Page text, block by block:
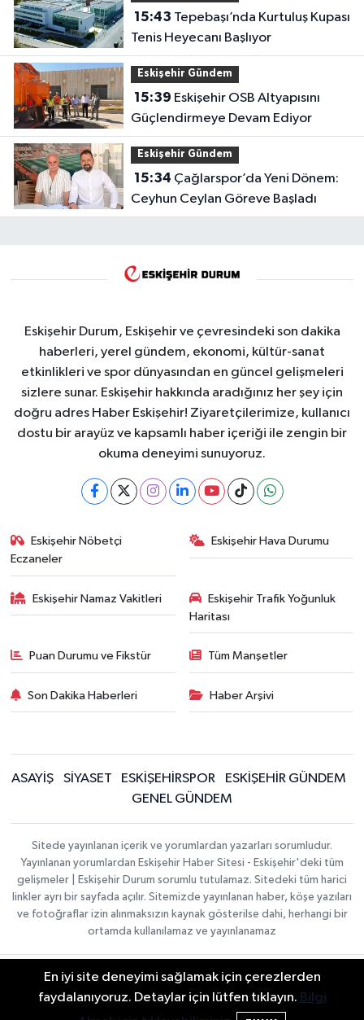
15:43
Tenis Heyecanı Başlıyor
Eskişehir Gündem
15:39
Güçlendirmeye Devam Ediyor
Eskişehir Gündem
15:34
Ceyhun Ceylan Göreve Başladı
Eskişehir Durum, Eskişehir ve çevresindeki son dakika
haberleri, yerel gündem, ekonomi, kültür-sanat
etkinlikleri ve spor dünyasından en güncel gelişmeleri
sizlere sunar. Eskişehir hakkında aradığınız her şey için
doğru adres Haber Eskişehir! Ziyaretçilerimize, kullanıcı
dostu bir arayüz ve kapsamlı haber içeriği ile zengin bir
okuma deneyimi sunuyoruz.
Eskişehir Nöbetçi
Eczaneler
Eskişehir Hava Durumu
Eskişehir Namaz Vakitleri
Eskişehir Trafik Yoğunluk
Haritası
Puan Durumu ve Fikstür Tüm Manşetler
Son Dakika Haberleri Haber Arşivi
ASAYİŞ SİYASET ESKİŞEHİRSPOR
ESKİŞEHİR GÜNDEM
GENEL GÜNDEM
Sitede yayınlanan içerik ve yorumlardan yazarları sorumludur.
Yayınlanan yorumlardan Eskişehir Haber Sitesi - Eskişehir'deki tüm
gelişmeler | Eskişehir Durum sorumlu tutulamaz. Sitedeki tüm harici
linkler ayrı bir sayfada açılır. Sitemizde yayınlanan haber, köşe yazıları
ve fotoğraflar izin alınmaksızın kaynak gösterilse dahi, herhangi bir
ortamda kullanılamaz ve yayınlanamaz
Gizlilik Sözleşmesi
Hakkımızda
İletişim
Topluluk Kuralları
Yayın İlkeleri
Haber Yazılımı:
Bilişim | Copyright ©
2026
En iyi site deneyimi sağlamak için çerezlerden
faydalanıyoruz. Detaylar için lütfen tıklayın. Bilgi